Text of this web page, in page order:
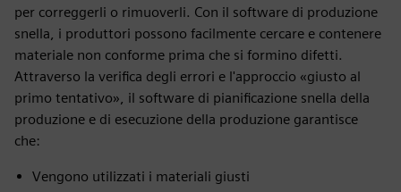
per correggerli o rimuoverli. Con il software di produzione
snella, i produttori possono facilmente cercare e contenere
materiale non conforme prima che si formino difetti.
Attraverso la verifica degli errori e l'approccio «giusto al
primo tentativo», il software di pianificazione snella della
produzione e di esecuzione della produzione garantisce
che:
Vengono utilizzati i materiali giusti